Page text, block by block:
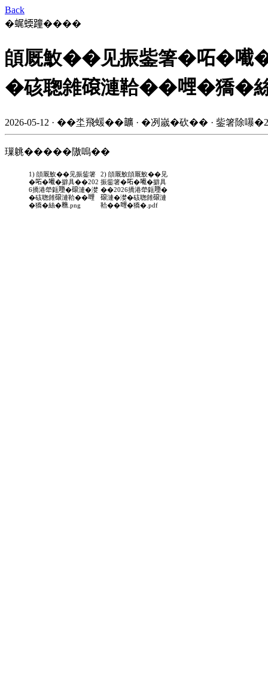
Back
�𧋦蝡蹱����
頧厩䰻��见振鈭箸
�硋聦雓𥕦漣鞈��𠹺�獢�
2026-05-12 · ��坔飛蝯��𩑈 · �冽嵗�砍�� · 鈭箸除嚗
璅䠷�����隞嗚��
1) 頧厩䰻��见振鈭箸
�𠰴�𡁶�擗具��202
6撟港犖甈𡃏�𥕦漣�漤
�硋聦雓𥕦漣鞈��𠹺
�獢�絲�𥼚.png
2) 頧厩䰻頧厩䰻��见
振鈭箸�𠰴�𡁶�擗具
��2026撟港犖甈𡃏�
𥕦漣�漤�硋聦雓𥕦漣
鞈��𠹺�獢�.pdf